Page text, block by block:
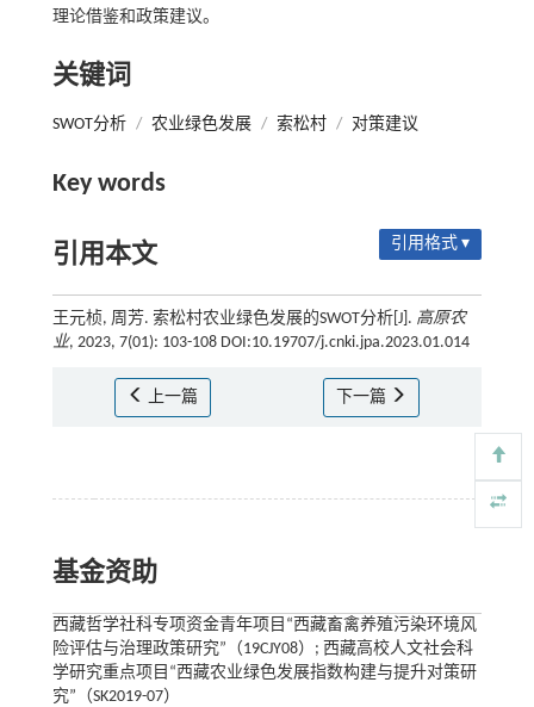
理论借鉴和政策建议。
关键词
SWOT分析 / 农业绿色发展 / 索松村 / 对策建议
Key words
引用本文 引用格式 ▾
王元桢, 周芳. 索松村农业绿色发展的SWOT分析[J]. 高原农
业, 2023, 7(01): 103-108 DOI:10.19707/j.cnki.jpa.2023.01.014
上一篇 下一篇
基金资助
西藏哲学社科专项资金青年项目“西藏畜禽养殖污染环境风
险评估与治理政策研究”（19CJY08）; 西藏高校人文社会科
学研究重点项目“西藏农业绿色发展指数构建与提升对策研
究”（SK2019-07）